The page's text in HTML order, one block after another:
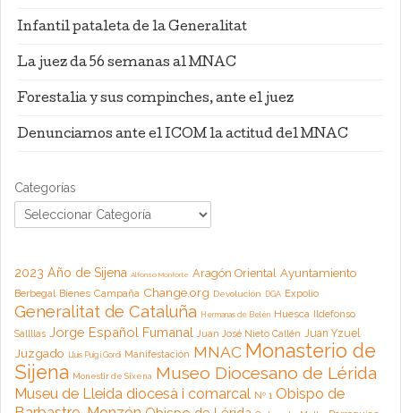
Infantil pataleta de la Generalitat
La juez da 56 semanas al MNAC
Forestalia y sus compinches, ante el juez
Denunciamos ante el ICOM la actitud del MNAC
Categorías
2023 Año de Sijena Alfonso Monforte Aragón Oriental Ayuntamiento
Berbegal Bienes Campaña Change.org Devolución DGA Expolio
Generalitat de Cataluña Hermanas de Belén Huesca
Ildefonso
Sallllas Jorge Español Fumanal Juan José Nieto Callén Juan Yzuel
Juzgado Lluis Puig i Gordi Manifestación MNAC Monasterio de
Sijena Monestir de Sixena Museo Diocesano de Lérida
Museu de Lleida diocesà i comarcal Nº 1 Obispo de